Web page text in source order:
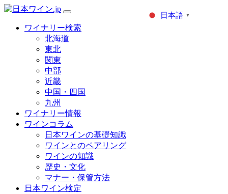
ワイナリー検索
北海道
東北
関東
中部
近畿
中国・四国
九州
ワイナリー情報
ワインコラム
日本ワインの基礎知識
ワインとのペアリング
ワインの知識
歴史・文化
マナー・保管方法
日本ワイン検定
日本語 ▼